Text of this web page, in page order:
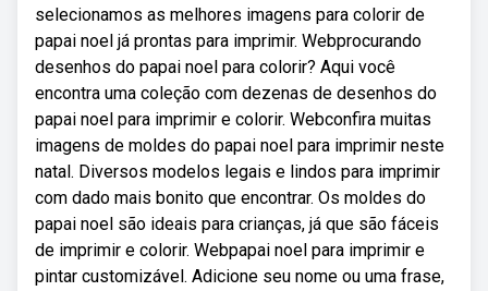
selecionamos as melhores imagens para colorir de
papai noel já prontas para imprimir. Webprocurando
desenhos do papai noel para colorir? Aqui você
encontra uma coleção com dezenas de desenhos do
papai noel para imprimir e colorir. Webconfira muitas
imagens de moldes do papai noel para imprimir neste
natal. Diversos modelos legais e lindos para imprimir
com dado mais bonito que encontrar. Os moldes do
papai noel são ideais para crianças, já que são fáceis
de imprimir e colorir. Webpapai noel para imprimir e
pintar customizável. Adicione seu nome ou uma frase,